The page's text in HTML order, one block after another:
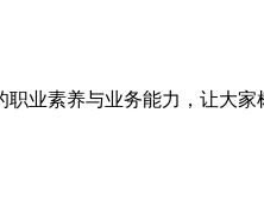
素养与业务能力，让大家